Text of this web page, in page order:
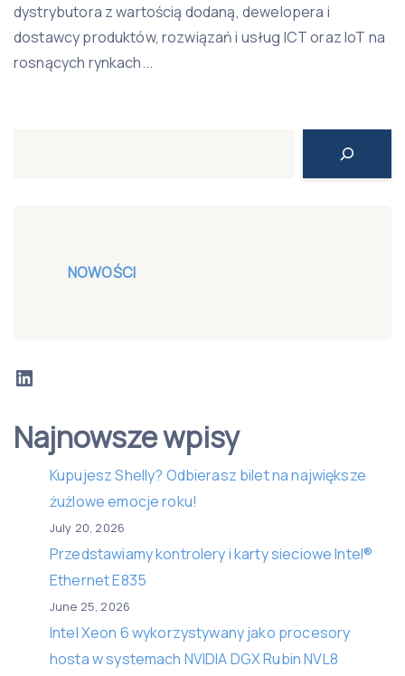
dystrybutora z wartością dodaną, dewelopera i
dostawcy produktów, rozwiązań i usług ICT oraz IoT na
rosnących rynkach...
NOWOŚCI
LinkedIn
Najnowsze wpisy
Kupujesz Shelly? Odbierasz bilet na największe
żużlowe emocje roku!
July 20, 2026
Przedstawiamy kontrolery i karty sieciowe Intel®
Ethernet E835
June 25, 2026
Intel Xeon 6 wykorzystywany jako procesory
hosta w systemach NVIDIA DGX Rubin NVL8